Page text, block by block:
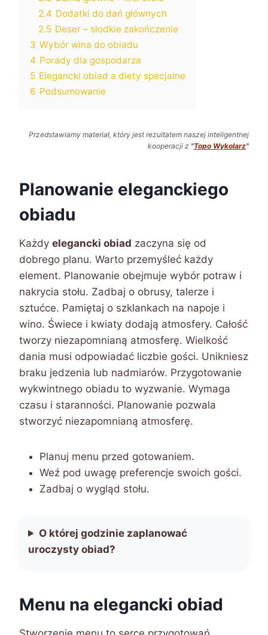
2.4 Dodatki do dań głównych
2.5 Deser – słodkie zakończenie
3 Wybór wina do obiadu
4 Porady dla gospodarza
5 Elegancki obiad a diety specjalne
6 Podsumowanie
Przedstawiamy materiał, który jest rezultatem naszej inteligentnej
kooperacji z "Topo Wykolarz"
Planowanie eleganckiego
obiadu
Każdy elegancki obiad zaczyna się od
dobrego planu. Warto przemyśleć każdy
element. Planowanie obejmuje wybór potraw i
nakrycia stołu. Zadbaj o obrusy, talerze i
sztućce. Pamiętaj o szklankach na napoje i
wino. Świece i kwiaty dodają atmosfery. Całość
tworzy niezapomnianą atmosferę. Wielkość
dania musi odpowiadać liczbie gości. Unikniesz
braku jedzenia lub nadmiarów. Przygotowanie
wykwintnego obiadu to wyzwanie. Wymaga
czasu i staranności. Planowanie pozwala
stworzyć niezapomnianą atmosferę.
Planuj menu przed gotowaniem.
Weź pod uwagę preferencje swoich gości.
Zadbaj o wygląd stołu.
O której godzinie zaplanować
uroczysty obiad?
Menu na elegancki obiad